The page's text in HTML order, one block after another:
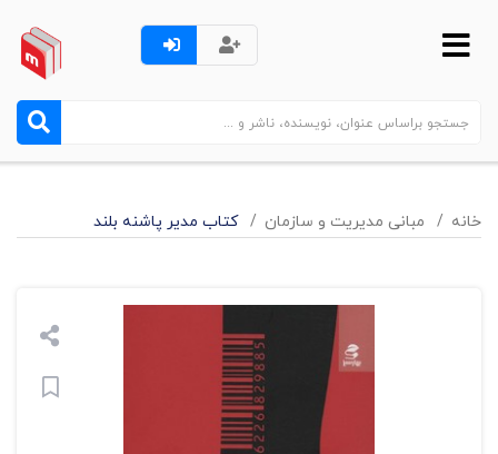
خانه مبانی مدیریت و سازمان کتاب مدیر پاشنه بلند